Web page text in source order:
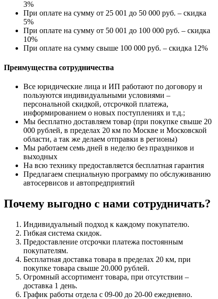
3%
При оплате на сумму от 25 001 до 50 000 руб. – скидка
5%
При оплате на сумму от 50 001 до 100 000 руб. – скидка
10%
При оплате на сумму свыше 100 000 руб. – скидка 12%
Преимущества сотрудничества
Все юридические лица и ИП работают по договору и
пользуются индивидуальными условиями –
персональной скидкой, отсрочкой платежа,
информированием о новых поступлениях и т.д.;
Мы бесплатно доставляем товар (при покупке свыше 20
000 рублей, в пределах 20 км по Москве и Московской
области, а так же делаем отправки в регионы)
Мы работаем семь дней в неделю без праздников и
выходных
На всю технику предоставляется бесплатная гарантия
Предлагаем специальную программу по обслуживанию
автосервисов и автопредприятий
Почему выгодно с нами сотрудничать?
Индивидуальный подход к каждому покупателю.
Гибкая система скидок.
Предоставление отсрочки платежа постоянным
покупателям.
Бесплатная доставка товара в пределах 20 км, при
покупке товара свыше 20.000 рублей.
Огромный ассортимент товара, при отсутствии –
доставка 1 день.
График работы отдела с 09-00 до 20-00 ежедневно.